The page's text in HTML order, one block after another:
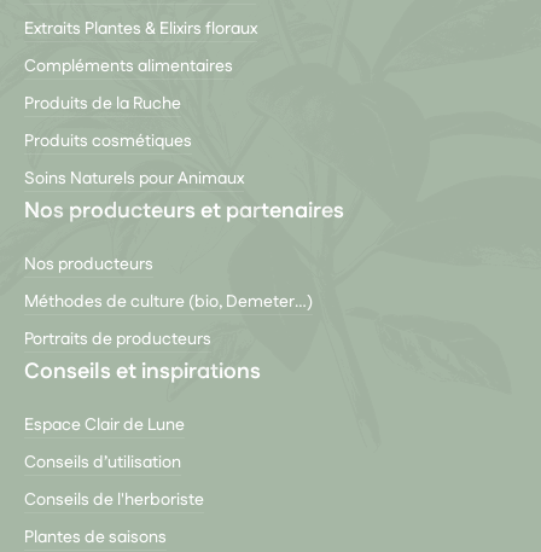
Extraits Plantes & Elixirs floraux
Compléments alimentaires
Produits de la Ruche
Produits cosmétiques
Soins Naturels pour Animaux
Nos producteurs et partenaires
Nos producteurs
Méthodes de culture (bio, Demeter…)
Portraits de producteurs
Conseils et inspirations
Espace Clair de Lune
Conseils d’utilisation
Conseils de l'herboriste
Plantes de saisons